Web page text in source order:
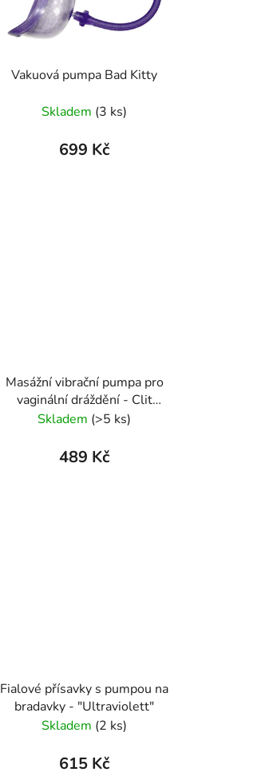
Vakuová pumpa Bad Kitty
Skladem (3 ks)
699 Kč
Masážní vibrační pumpa pro
vaginální dráždění - Clit
Massager vibrierend
Skladem (>5 ks)
489 Kč
Fialové přísavky s pumpou na
bradavky - "Ultraviolett"
Skladem (2 ks)
615 Kč